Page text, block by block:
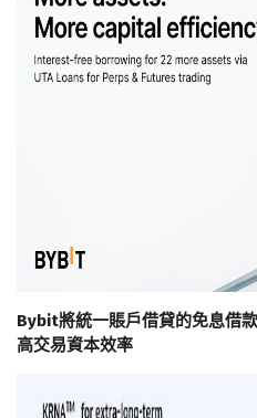
Bybit將統一賬戶借貸的免息借
高交易資本效率